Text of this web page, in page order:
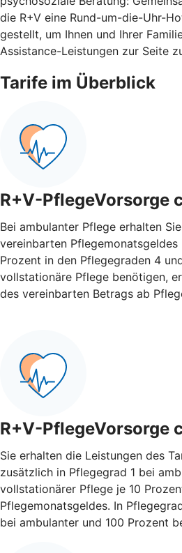
die R+V eine Rund-um-die-Uhr-
gestellt, um Ihnen und Ihrer
Assistance-Leistungen zur Seite
Tarife im Überblick
R+V-PflegeVorsorge
Bei ambulanter Pflege erhalten
vereinbarten
Prozent in den Pflegegraden 4
vollstationäre Pflege benötigen,
des vereinbarten Betrags ab
R+V-PflegeVorsorge
Sie erhalten die Leistungen des
zusätzlich in Pflegegrad 1 bei
vollstationärer Pflege je 10
Pflegemonatsgeldes. In
bei ambulanter und 100 Prozent